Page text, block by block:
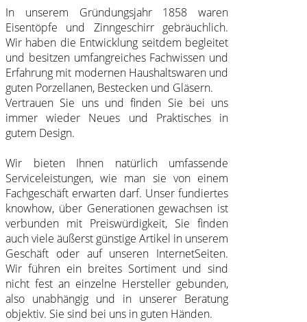
Schulte-Ufer Töpfe
Spring Töpfe
In unserem Gründungsjahr 1858 waren
Eisentöpfe und Zinngeschirr gebräuchlich.
Wir haben die Entwicklung seitdem begleitet
und besitzen umfangreiches Fachwissen und
Erfahrung mit modernen Haushaltswaren und
guten Porzellanen, Bestecken und Gläsern.
Vertrauen Sie uns und finden Sie bei uns
immer wieder Neues und Praktisches in
gutem Design.
Wir bieten Ihnen natürlich umfassende
Serviceleistungen, wie man sie von einem
Fachgeschäft erwarten darf. Unser fundiertes
knowhow, über Generationen gewachsen ist
verbunden mit Preiswürdigkeit, Sie finden
auch viele äußerst günstige Artikel in unserem
Geschäft oder auf unseren InternetSeiten.
Wir führen ein breites Sortiment und sind
nicht fest an einzelne Hersteller gebunden,
also unabhängig und in unserer Beratung
objektiv. Sie sind bei uns in guten Händen.